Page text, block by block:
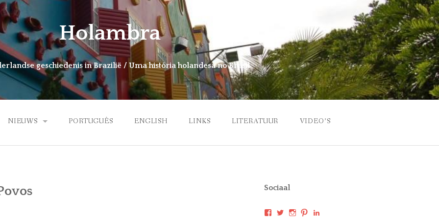
Holambra
geschiedenis in Brazilië / Uma história holandesa no Brasil
NIEUWS
BOEK HOLAMBRA
PORTUGUÊS ENGLISH LINKS LITERATUUR VIDEO’S
Sociaal
BekijkBekijkBekijkBekijk